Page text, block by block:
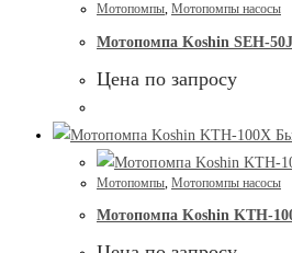
Мотопомпы, Мотопомпы насосы
Мотопомпа Koshin SEH-
Цена по запросу
Мотопомпы Мотопомпы насосы
Мотопомпа Koshin KTH-